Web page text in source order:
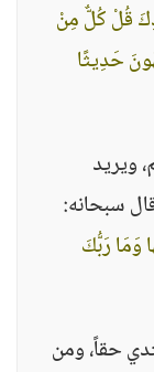
قُلْ كُلٌّ مِنْ
حَدِيثًا
ويريد
سبحانه:
وَمَا رَبُّكَ
حقاً، ومن